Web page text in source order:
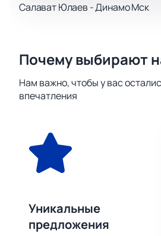
Салават Юлаев - Динамо Мск
Почему выбирают
Нам важно, чтобы у вас
впечатления
Уникальные
предложения